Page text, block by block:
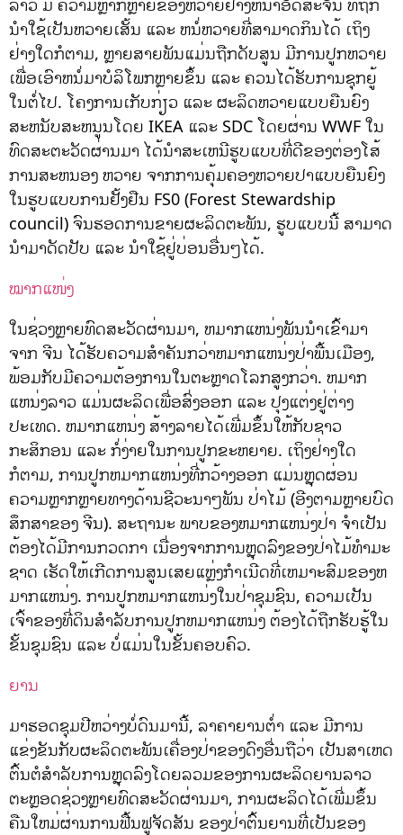
ລາວ ມີ ຄວາມຫຼາກຫຼາຍຂອງຫວາຍຢ່າງຫນ້າອັດສະຈັນ ທີ່ຖືກ
ນໍາໃຊ້ເປັນຫວາຍເສັ້ນ ແລະ ຫນໍ່ຫວາຍທີ່ສາມາດກິນໄດ້ ເຖິງ
ຢ່າງໃດກໍຕາມ, ຫຼາຍສາຍພັນແມ່ນຖືກດັບສູນ ມີການປູກຫວາຍ
ເພື່ອເອົາຫນໍ່ມາບໍລິໂພກຫຼາຍຂຶ້ນ ແລະ ຄວນໄດ້ຮັບການຊຸກຍູ້
ໃນຕໍ່ໄປ. ໂຄງການເກັບກ່ຽວ ແລະ ຜະລິດຫວາຍແບບຍືນຍົງ
ສະຫນັບສະຫນູນໂດຍ IKEA ແລະ SDC ໂດຍຜ່ານ WWF ໃນ
ທົດສະຕະວັດຜ່ານມາ ໄດ້ນໍາສະເຫນີຮູບແບບທີ່ດີຂອງຕ່ອງໂສ້
ການສະຫນອງ ຫວາຍ ຈາກການຄຸ້ມຄອງຫວາຍປາແບບຍືນຍົງ
ໃນຮູບແບບການຢັ້ງຢືນ FS0 (Forest Stewardship
council) ຈົນຮອດການຂາຍຜະລິດຕະພັນ, ຮູບແບບນີ້ ສາມາດ
ນໍາມາດັດປັບ ແລະ ນໍາໃຊ້ຢູ່ບ່ອນອື່ນໆໄດ້.
ໝາກແໜ່ງ
ໃນຊ່ວງຫຼາຍທົດສະວັດຜ່ານມາ, ຫມາກແຫນ່ງພັນນໍາເຂົ້າມາ
ຈາກ ຈີນ ໄດ້ຮັບຄວາມສໍາຄັນກວ່າຫມາກແຫນ່ງປ່າພື້ນເມືອງ,
ພ້ອມກັບມີຄວາມຕ້ອງການໃນຕະຫຼາດໂລກສູງກວ່າ. ຫມາກ
ແຫນ່ງລາວ ແມ່ນຜະລິດເພື່ອສົ່ງອອກ ແລະ ປຸງແຕ່ງຢູ່ຕ່າງ
ປະເທດ. ຫມາກແຫນ່ງ ສ້າງລາຍໄດ້ເພີ່ມຂຶ້ນໃຫ້ກັບຊາວ
ກະສິກອນ ແລະ ກໍ່ງ່າຍໃນການປູກຂະຫຍາຍ. ເຖິງຢ່າງໃດ
ກໍຕາມ, ການປູກຫມາກແຫນ່ງທີ່ກວ້າງອອກ ແມ່ນຫຼຸດຜ່ອນ
ຄວາມຫຼາກຫຼາຍທາງດ້ານຊີວະນາໆພັນ ປ່າໄມ້ (ອີງຕາມຫຼາຍບົດ
ສຶກສາຂອງ ຈີນ). ສະຖານະ ພາບຂອງຫມາກແຫນ່ງປ່າ ຈໍາເປັນ
ຕ້ອງໄດ້ມີການກວດກາ ເນື່ອງຈາກການຫຼຸດລົງຂອງປ່າໄມ້ທໍາມະ
ຊາດ ເຮັດໃຫ້ເກີດການສູນເສຍແຫຼ່ງກໍາເນີດທີ່ເຫມາະສົມຂອງຫ
ມາກແຫນ່ງ. ການປູກຫມາກແຫນ່ງໃນປ່າຊຸມຊົນ, ຄວາມເປັນ
ເຈົ້າຂອງທີ່ດິນສໍາລັບການປູກຫມາກແຫນ່ງ ຕ້ອງໄດ້ຖືກຮັບຮູ້ໃນ
ຂັ້ນຊຸມຊົນ ແລະ ບໍ່ແມ່ນໃນຂັ້ນຄອບຄົວ.
ຍານ
ມາຮອດຊຸມປີຫວ່າງບໍ່ດົນມານີ້, ລາຄາຍານຕໍ່າ ແລະ ມີການ
ແຂ່ງຂັນກັບຜະລິດຕະພັນເຄື່ອງປ່າຂອງດົງອື່ນຖືວ່າ ເປັນສາເຫດ
ຕົ້ນຕໍສໍາລັບການຫຼຸດລົງໂດຍລວມຂອງການຜະລິດຍານລາວ
ຕະຫຼອດຊ່ວງຫຼາຍທົດສະວັດຜ່ານມາ, ການຜະລິດໄດ້ເພີ່ມຂຶ້ນ
ຄືນໃຫມ່ຜ່ານການຟື້ນຟູຈັດສັນ ຂອງປ່າຕົ້ນຍານທີ່ເປັນຂອງ